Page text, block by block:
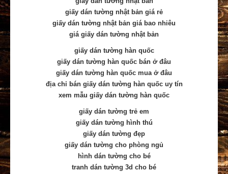
giấy dán tường nhật bản giá rẻ
giấy dán tường nhật bản giá bao nhiêu
giá giấy dán tường nhật bản
giấy dán tường hàn quốc
giấy dán tường hàn quốc bán ở đâu
giấy dán tường hàn quốc mua ở đâu
địa chỉ bán giấy dán tường hàn quốc uy tín
xem mẫu giấy dán tường hàn quốc
giấy dán tường trẻ em
giấy dán tường hình thú
giấy dán tường đẹp
giấy dán tường cho phòng ngủ
hình dán tường cho bé
tranh dán tường 3d cho bé